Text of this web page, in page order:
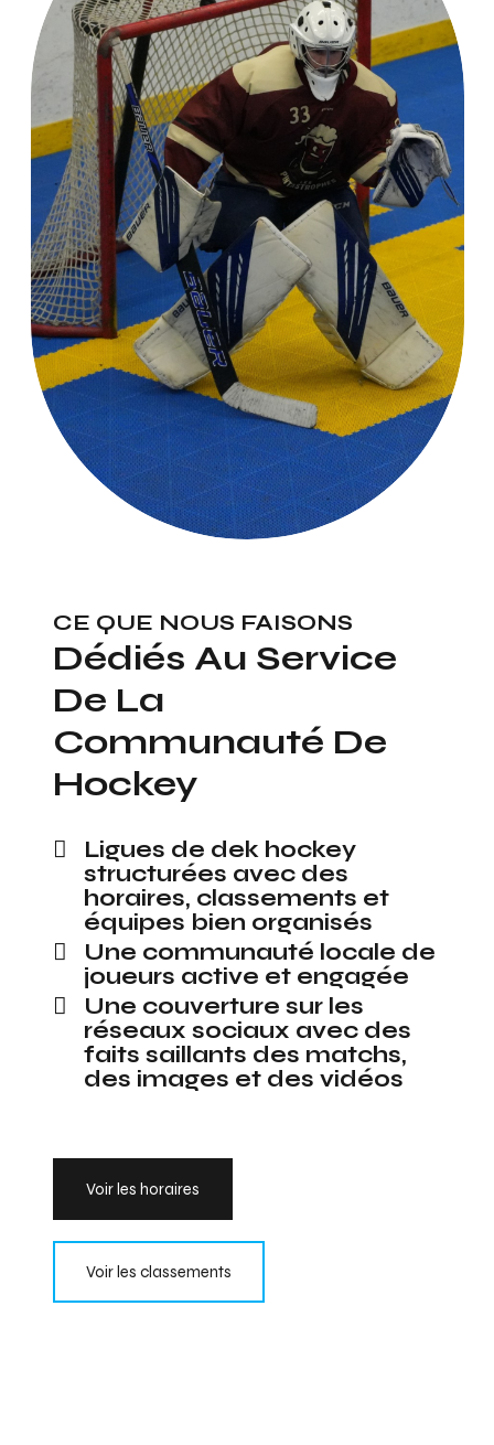
CE QUE NOUS FAISONS
Dédiés Au Service
De La
Communauté De
Hockey
Ligues de dek hockey
structurées avec des
horaires, classements et
équipes bien organisés
Une communauté locale de
joueurs active et engagée
Une couverture sur les
réseaux sociaux avec des
faits saillants des matchs,
des images et des vidéos
Voir les horaires
Voir les classements
0
1
2
3
4
5